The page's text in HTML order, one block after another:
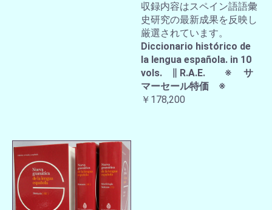
収録内容はスペイン語語彙
史研究の最新成果を反映し
厳選されています。
Diccionario histórico de
la lengua española. in 10
vols. ∥ R.A.E. ※ サ
マーセール特価 ※
￥178,200